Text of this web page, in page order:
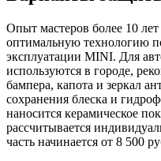
Опыт мастеров более 10 лет
оптимальную технологию
эксплуатации MINI. Для
используются в городе,
бампера, капота и зеркал
сохранения блеска и
наносится керамическое
рассчитывается
часть начинается от 8 500